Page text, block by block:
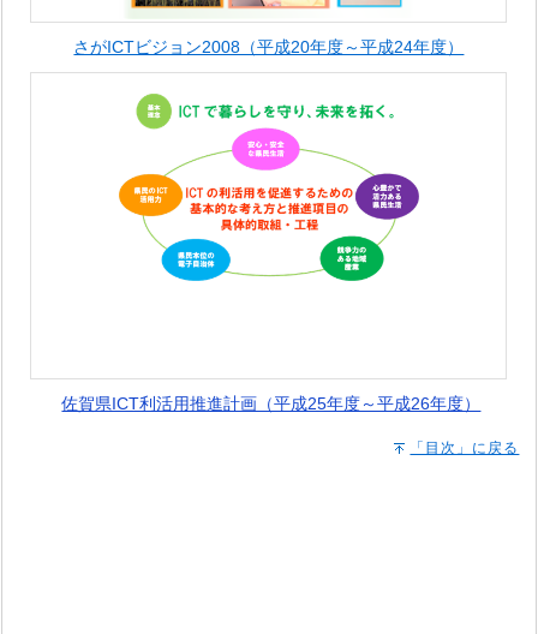
さがICTビジョン2008（平成20年度～平成24年度）
佐賀県ICT利活用推進計画（平成25年度～平成26年度）
「目次」に戻る